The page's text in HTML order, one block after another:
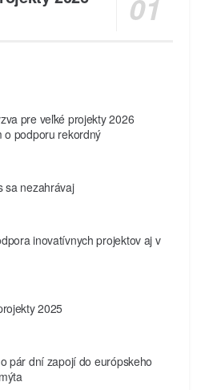
pre veľké projekty 2026
o podporu rekordný
sa nezahrávaj
inovatívnych projektov aj v
2025
pár dní zapojí do európskeho